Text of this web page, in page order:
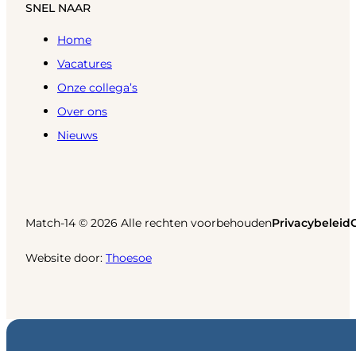
SNEL NAAR
Home
Vacatures
Onze collega’s
Over ons
Nieuws
Match-14 © 2026 Alle rechten voorbehoudenPrivacybeleid
Website door: Thoesoe